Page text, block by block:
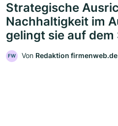
Strategische
Nachhaltigkeit im
gelingt sie auf
FW Von Redaktion firmenweb.de